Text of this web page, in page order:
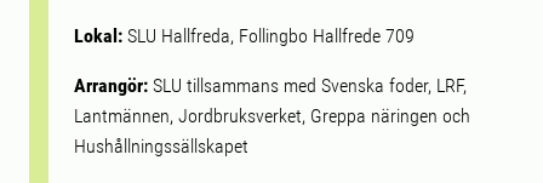
Lokal: SLU Hallfreda, Follingbo Hallfrede 709
Arrangör: SLU tillsammans med Svenska foder, LRF,
Lantmännen, Jordbruksverket, Greppa näringen och
Hushållningssällskapet